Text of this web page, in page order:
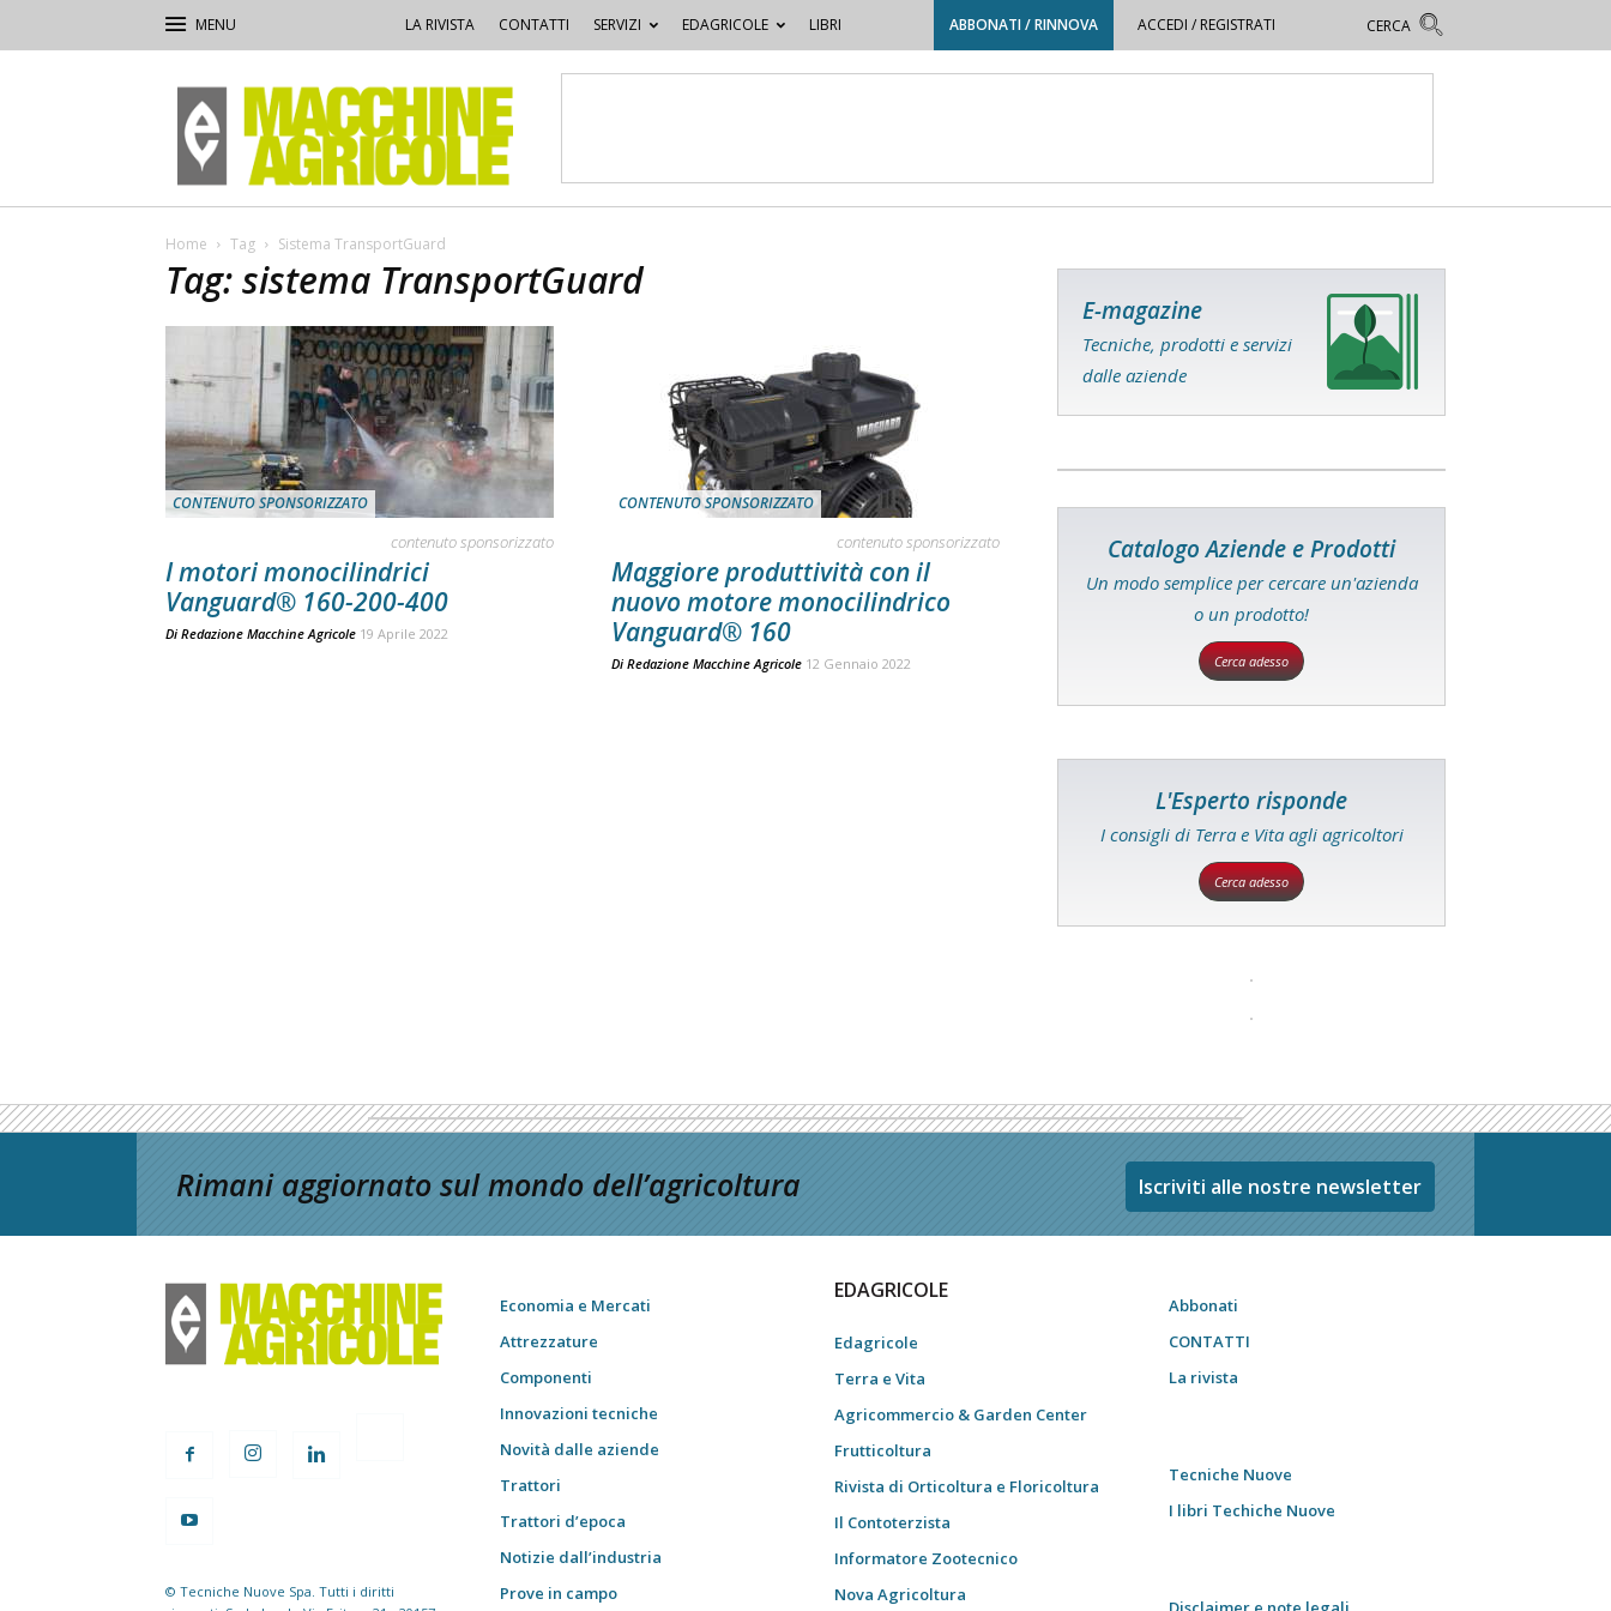
LA RIVISTA CONTATTI SERVIZI EDAGRICOLE LIBRI ABBONATI / RINNOVA ACCEDI / REGISTRATI
Macchine
Agricole
Home Tag Sistema TransportGuard
Tag: sistema TransportGuard
CONTENUTO SPONSORIZZATO
contenuto sponsorizzato
I motori monocilindrici
Vanguard® 160-200-400
Di Redazione Macchine Agricole 19 Aprile 2022
CONTENUTO SPONSORIZZATO
contenuto sponsorizzato
Maggiore produttività con il
nuovo motore monocilindrico
Vanguard® 160
Di Redazione Macchine Agricole 12 Gennaio 2022
E-magazine
Tecniche, prodotti e servizi
dalle aziende
Catalogo Aziende e Prodotti
Un modo semplice per cercare un'azienda
o un prodotto!
Cerca adesso
L'Esperto risponde
I consigli di Terra e Vita agli agricoltori
Cerca adesso
Rimani aggiornato sul mondo dell’agricoltura Iscriviti alle nostre newsletter
© Tecniche Nuove Spa. Tutti i diritti
Economia e Mercati
Attrezzature
Componenti
Innovazioni tecniche
Novità dalle aziende
Trattori
Trattori d’epoca
Notizie dall’industria
Prove in campo
EDAGRICOLE
Edagricole
Terra e Vita
Agricommercio & Garden Center
Frutticoltura
Rivista di Orticoltura e Floricoltura
Il Contoterzista
Informatore Zootecnico
Nova Agricoltura
Abbonati
CONTATTI
La rivista
Tecniche Nuove
I libri Techiche Nuove